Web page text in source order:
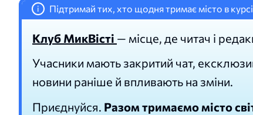
i Підтримай тих, хто щодня тримає місто в курсі
Клуб МикВісті — місце, де читач і
Учасники мають закритий чат,
новини раніше й впливають на зміни.
Приєднуйся. Разом тримаємо місто